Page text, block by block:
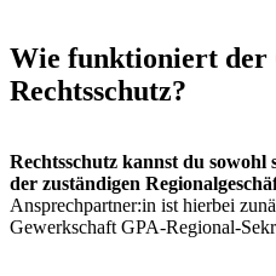
Wie funktioniert der
Rechtsschutz?
Rechtsschutz kannst du
der zuständigen
Ansprechpartner:in ist hierbei
Gewerkschaft GPA-Regional-